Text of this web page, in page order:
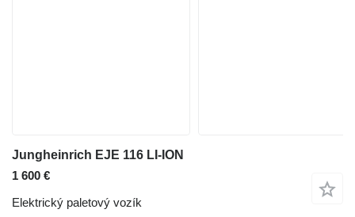
Jungheinrich EJE 116 LI-ION
1 600 €
Elektrický paletový vozík